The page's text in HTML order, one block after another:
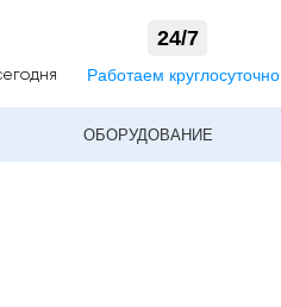
Работаем круглосуточно
24/7
ОБОРУДОВАНИЕ